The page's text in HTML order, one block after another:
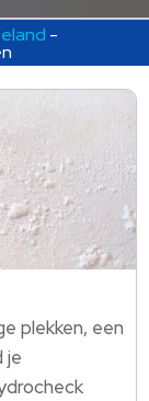
-
plekken, een
je